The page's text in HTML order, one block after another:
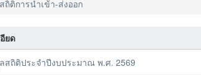
สถิติการนำเข้า-ส่งออก
ยด
ถิติประจำปีงบประมาณ พ.ศ. 2569